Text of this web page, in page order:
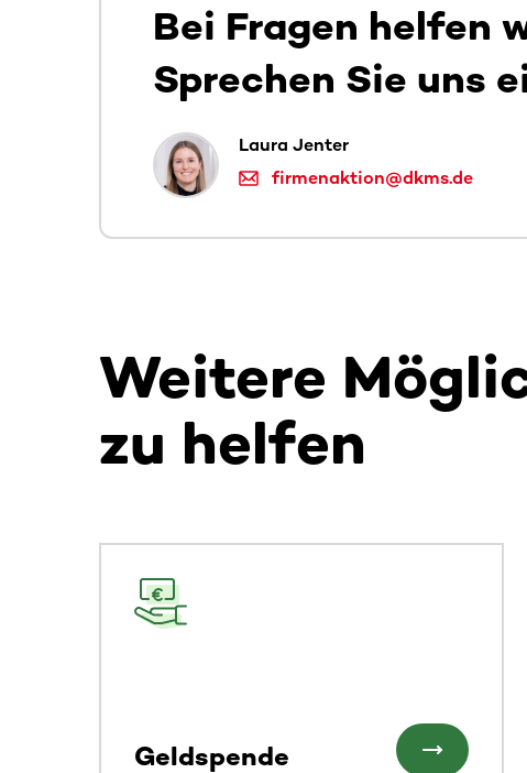
Bei Fragen helfen
Sprechen Sie uns
Laura Jenter
firmenaktion@dkms.de
Weitere
zu helfen
Geldspende